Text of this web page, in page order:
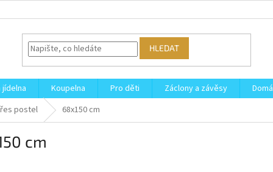
HLEDAT
jídelna Koupelna Pro děti Záclony a závěsy
postel 68x150 cm
cm